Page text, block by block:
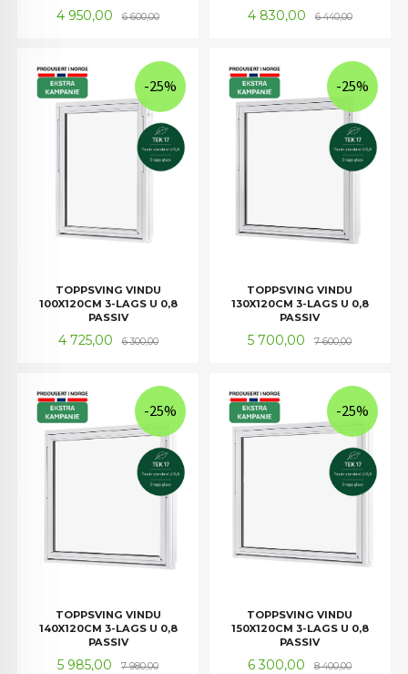
Tilbud
4 950,00 6 600,00Rabatt Tilbud
4 830,00 6 440,00Rabatt
TOPPSVING VINDU
100X120CM 3-LAGS U 0,8
PASSIV
Tilbud
4 725,00 6 300,00Rabatt
-25%
TOPPSVING VINDU
130X120CM 3-LAGS U 0,8
PASSIV
Tilbud
5 700,00 7 600,00Rabatt
-25%
TOPPSVING VINDU
140X120CM 3-LAGS U 0,8
PASSIV
Tilbud
5 985,00 7 980,00Rabatt
-25%
TOPPSVING VINDU
150X120CM 3-LAGS U 0,8
PASSIV
Tilbud
6 300,00 8 400,00Rabatt
-25%